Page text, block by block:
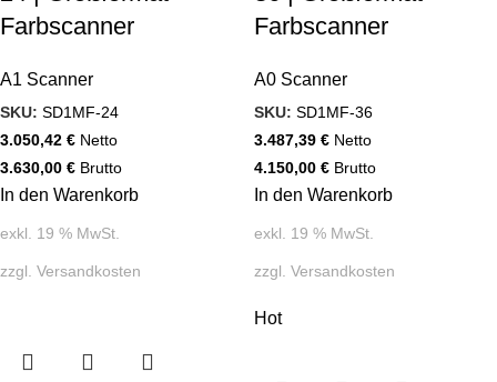
Farbscanner
A1 Scanner
SKU: SD1MF-24
3.050,42 € Netto
3.630,00 € Brutto
In den Warenkorb
exkl. 19 % MwSt.
zzgl. Versandkosten
Farbscanner
A0 Scanner
SKU: SD1MF-36
3.487,39 € Netto
4.150,00 € Brutto
In den Warenkorb
exkl. 19 % MwSt.
zzgl. Versandkosten
Hot